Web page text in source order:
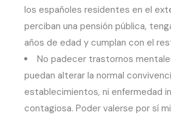
los españoles residentes en el
perciban una pensión pública,
años de edad y cumplan con el
No padecer trastornos
puedan alterar la normal
establecimientos, ni enfermedad
contagiosa. Poder valerse por sí